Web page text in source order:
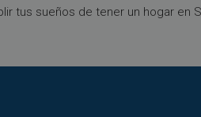
sueños de tener un hogar en